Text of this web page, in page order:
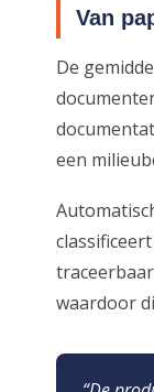
Van
De
een
waardoor